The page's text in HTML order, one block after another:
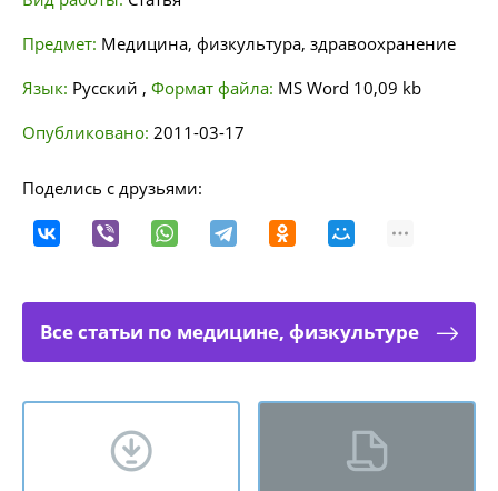
Предмет: Медицина, физкультура, здравоохранение
Язык: Русский , Формат файла: MS Word 10,09 kb
Опубликовано: 2011-03-17
Поделись с друзьями:
Все статьи по медицине, физкультуре